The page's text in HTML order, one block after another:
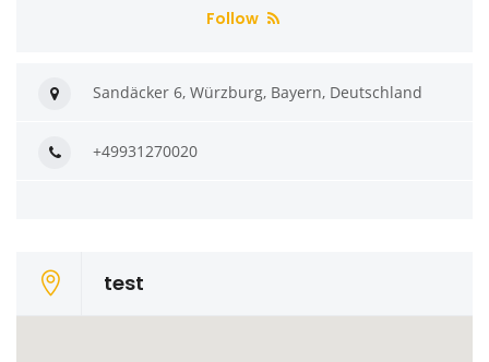
Follow
Sandäcker 6, Würzburg, Bayern, Deutschland
+49931270020
test